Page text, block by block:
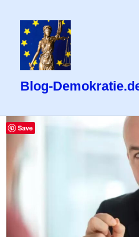
Blog-
Save